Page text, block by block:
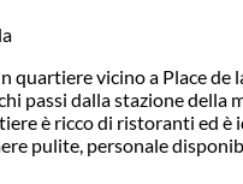
quartiere vicino a Place de
passi dalla stazione della
è ricco di ristoranti ed è
pulite, personale